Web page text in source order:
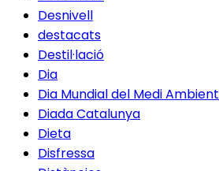
Desnivell
destacats
Destil·lació
Dia
Dia Mundial del Medi Ambient
Diada Catalunya
Dieta
Disfressa